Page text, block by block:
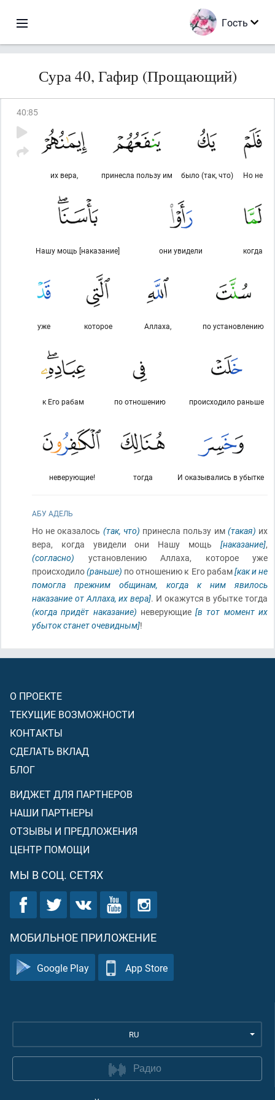
Гость
Сура 40, Гафир (Прощающий)
40:85
Но не
было (так, что)
принесла пользу им
их вера,
когда
они увидели
Нашу мощь [наказание]
по установлению
Аллаха,
которое
уже
происходило раньше
по отношению
к Его рабам
И оказывались в убытке
тогда
неверующие!
АБУ АДЕЛЬ
Но не оказалось (так, что) принесла пользу им (такая) их
вера, когда увидели они Нашу мощь [наказание],
(согласно) установлению Аллаха, которое уже
происходило(раньше) по отношению к Его рабам[как и не
помогла прежним общинам, когда к ним явилось
наказание от Аллаха, их вера]. И окажутся в убытке тогда
(когда придёт наказание) неверующие[в тот момент их
убыток станет очевидным]!
О ПРОЕКТЕ
ТЕКУЩИЕ ВОЗМОЖНОСТИ
КОНТАКТЫ
СДЕЛАТЬ ВКЛАД
БЛОГ
ВИДЖЕТ ДЛЯ ПАРТНЕРОВ
НАШИ ПАРТНЕРЫ
ОТЗЫВЫ И ПРЕДЛОЖЕНИЯ
ЦЕНТР ПОМОЩИ
МЫ В СОЦ. СЕТЯХ
МОБИЛЬНОЕ ПРИЛОЖЕНИЕ
Google Play App Store
RU
Радио